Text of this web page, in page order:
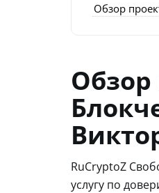
Обзор
Обзор
RuCryptoZ
услугу по